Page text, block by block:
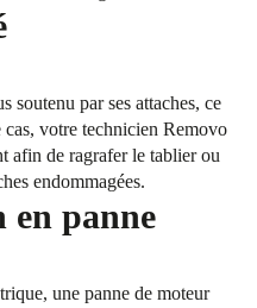
soutenu par ses attaches, ce
votre technicien Removo
afin de ragrafer le tablier ou
endommagées.
en panne
une panne de moteur